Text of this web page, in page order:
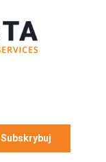
Subskrybuj